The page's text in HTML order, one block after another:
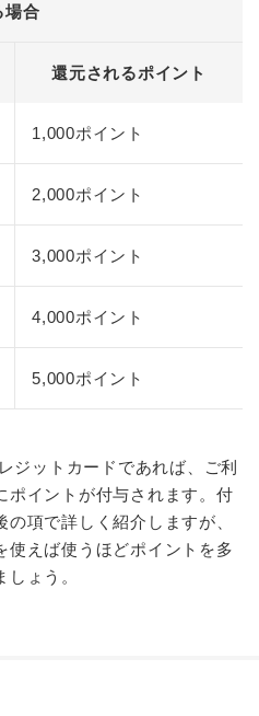
場合
還元されるポイント
1,000ポイント
2,000ポイント
3,000ポイント
4,000ポイント
5,000ポイント
ジットカードであれば、ご利
ポイントが付与されます。付
項で詳しく紹介しますが、
使えば使うほどポイントを多
ょう。